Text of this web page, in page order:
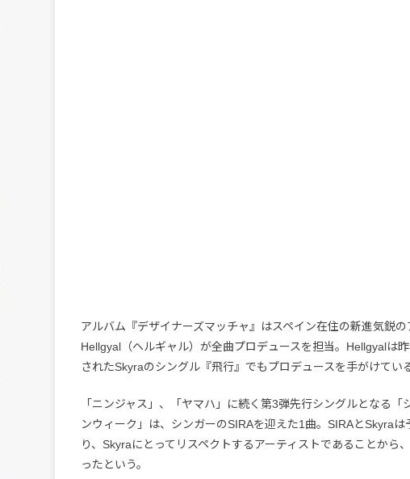
アルバム『デザイナーズマッチャ』はスペイン在住の新進気鋭の
Hellgyal（ヘルギャル）が全曲プロデュースを担当。Hellgyalは
されたSkyraのシングル『飛行』でもプロデュースを手がけている
「ニンジャス」、「ヤマハ」に続く第3弾先行シングルとなる「
ンウィーク」は、シンガーのSIRAを迎えた1曲。SIRAとSkyraは
り、Skyraにとってリスペクトするアーティストであることから
ったという。